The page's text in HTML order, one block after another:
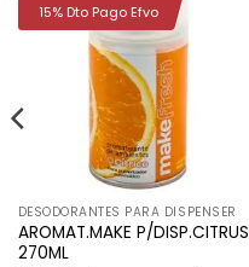
DESODORANTES PARA DISPENSER
AROMAT.MAKE P/DISP.CITRUS
270ML
15% Dto Pago Efvo